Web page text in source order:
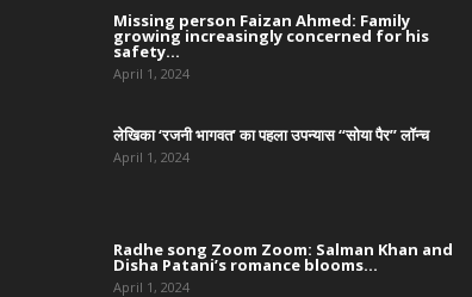
Missing person Faizan Ahmed: Family
growing increasingly concerned for his
safety...
April 1, 2024
लेखिका ‘रजनी भागवत’ का पहला उपन्यास “सोया पैर” लॉन्च
April 1, 2024
Radhe song Zoom Zoom: Salman Khan and
Disha Patani’s romance blooms...
April 1, 2024